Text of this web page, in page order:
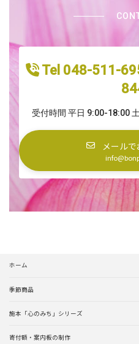
Tel 048-511-
受付時間 平日 9:00-18:00
メール
ホーム
季節商品
施本「心のみち」シリーズ
寄付額・案内板の制作